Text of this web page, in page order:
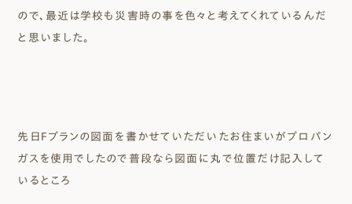
ので、最近は学校も災害時の事を色々と考えてくれているんだ
と思いました。
先日Fプランの図面を書かせていただいたお住まいがプロパン
ガスを使用でしたので普段なら図面に丸で位置だけ記入して
いるところ